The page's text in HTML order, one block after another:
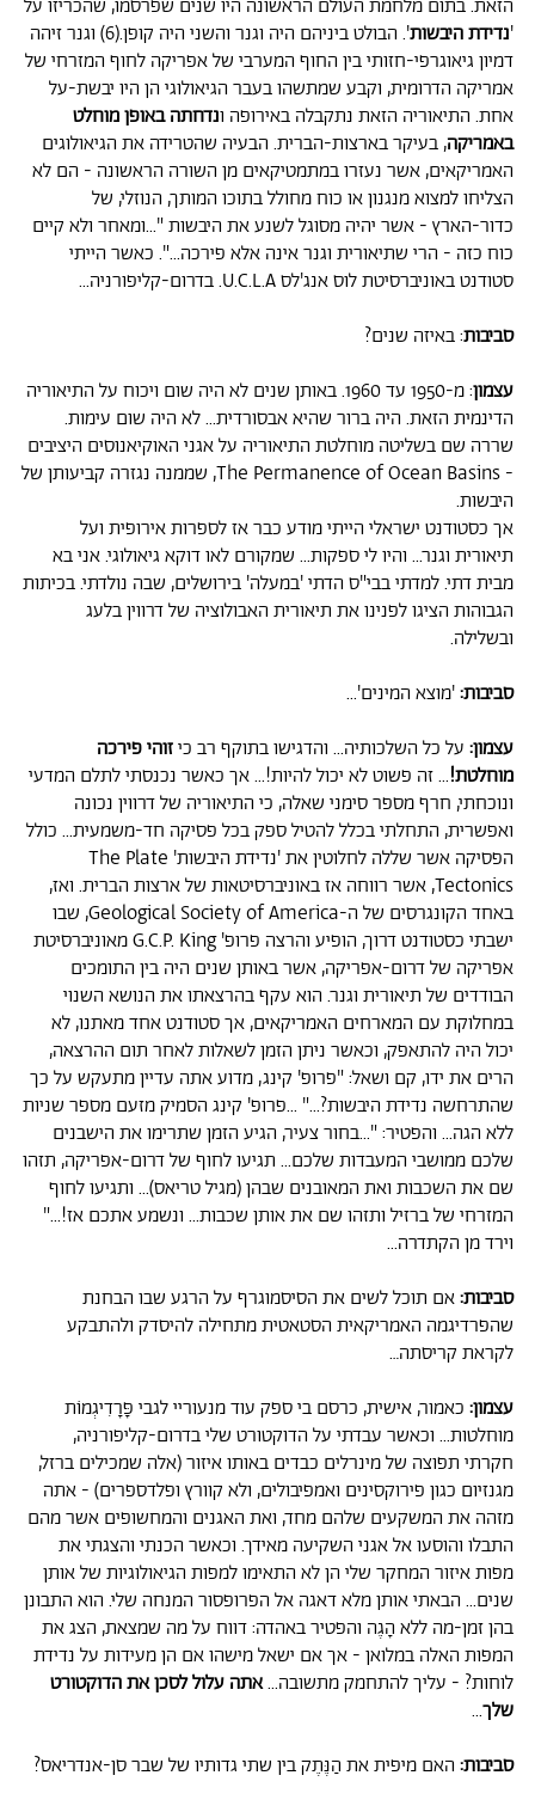
הזאת. בתום מלחמת העולם הראשונה היו שנים שפרסמו, שהכריזו על
'נדידת היבשות
'. הבולט ביניהם היה וגנר והשני היה קופן.(6) וגנר זיהה
דמיון גיאוגרפי-חזותי בין החוף המערבי של אפריקה לחוף המזרחי של
אמריקה הדרומית, וקבע שמתשהו בעבר הגיאולוגי הן היו יבשת-על
אחת. התיאוריה הזאת נתקבלה באירופה ונדחתה באופן מוחלט
באמריקה, בעיקר בארצות-הברית. הבעיה שהטרידה את הגיאולוגים
האמריקאים, אשר נעזרו במתמטיקאים מן השורה הראשונה - הם לא
הצליחו למצוא מנגנון או כוח מחולל בתוכו המותך, הנוזלי, של
כדור-הארץ - אשר יהיה מסוגל לשנע את היבשות "...ומאחר ולא קיים
כוח כזה - הרי שתיאורית וגנר אינה אלא פירכה...". כאשר הייתי
סטודנט באוניברסיטת לוס אנג'לס U.C.L.A. בדרום-קליפורניה...
סביבות: באיזה שנים?
עצמון
: מ-1950 עד 1960. באותן שנים לא היה שום ויכוח על התיאוריה
הדינמית הזאת. היה ברור שהיא אבסורדית... לא היה שום עימות.
שררה שם בשליטה מוחלטת התיאוריה על אגני האוקיאנוסים היציבים
- The Permanence of Ocean Basins, שממנה נגזרה קביעותן של
היבשות.
אך כסטודנט ישראלי הייתי מודע כבר אז לספרות אירופית ועל
תיאורית וגנר... והיו לי ספקות... שמקורם לאו דוקא גיאולוגי. אני בא
מבית דתי. למדתי בבי"ס הדתי 'במעלה' בירושלים, שבה נולדתי. בכיתות
הגבוהות הציגו לפנינו את תיאורית האבולוציה של דרווין בלעג
ובשלילה.
סביבות:'מוצא המינים'...
עצמון:על כל השלכותיה... והדגישו בתוקף רב כיזוהי פירכה
מוחלטת!... זה פשוט לא יכול להיות!... אך כאשר נכנסתי לתלם המדעי
ונוכחתי, חרף מספר סימני שאלה, כי התיאוריה של דרווין נכונה
ואפשרית, התחלתי בכלל להטיל ספק בכל פסיקה חד-משמעית... כולל
הפסיקה אשר שללה לחלוטין את 'נדידת היבשות' The Plate
Tectonics, אשר רווחה אז באוניברסיטאות של ארצות הברית. ואז,
באחד הקונגרסים של ה-Geological Society of America, שבו
ישבתי כסטודנט דרוך, הופיע והרצה פרופ' G.C.P. King מאוניברסיטת
אפריקה של דרום-אפריקה, אשר באותן שנים היה בין התומכים
הבודדים של תיאורית וגנר. הוא עקף בהרצאתו את הנושא השנוי
במחלוקת עם המארחים האמריקאים, אך סטודנט אחד מאתנו, לא
יכול היה להתאפק, וכאשר ניתן הזמן לשאלות לאחר תום ההרצאה,
הרים את ידו, קם ושאל: "פרופ' קינג, מדוע אתה עדיין מתעקש על כך
שהתרחשה נדידת היבשות?..." ...פרופ' קינג הסמיק מזעם מספר שניות
ללא הגה... והפטיר: "...בחור צעיר, הגיע הזמן שתרימו את הישבנים
שלכם ממושבי המעבדות שלכם... תגיעו לחוף של דרום-אפריקה, תזהו
שם את השכבות ואת המאובנים שבהן (מגיל טריאס)... ותגיעו לחוף
המזרחי של ברזיל ותזהו שם את אותן שכבות... ונשמע אתכם אז!..."
וירד מן הקתדרה...
סביבות:אם תוכל לשים את הסיסמוגרף על הרגע שבו הבחנת
שהפרדיגמה האמריקאית הסטאטית מתחילה להיסדק ולהתבקע
לקראת קריסתה…
עצמון:כאמור, אישית, כרסם בי ספק עוד מנעוריי לגבי פָּרָדִיגְמוֹת
מוחלטות... וכאשר עבדתי על הדוקטורט שלי בדרום-קליפורניה,
חקרתי תפוצה של מינרלים כבדים באותו איזור (אלה שמכילים ברזל,
מגנזיום כגון פירוקסינים ואמפיבולים, ולא קוורץ ופלדספרים) - אתה
מזהה את המשקעים שלהם מחד, ואת האגנים והמחשופים אשר מהם
התבלו והוסעו אל אגני השקיעה מאידך. וכאשר הכנתי והצגתי את
מפות איזור המחקר שלי הן לא התאימו למפות הגיאולוגיות של אותן
שנים... הבאתי אותן מלא דאגה אל הפרופסור המנחה שלי. הוא התבונן
בהן זמן-מה ללא הָגֶה והפטיר באהדה: דווח על מה שמצאת, הצג את
המפות האלה במלואן - אך אם ישאל מישהו אם הן מעידות על נדידת
לוחות? - עליך להתחמק מתשובה...אתה עלול לסכן את הדוקטורט
שלך...
סביבות:האם מיפית את הַנֶּתֶק בין שתי גדותיו של שבר סן-אנדריאס?